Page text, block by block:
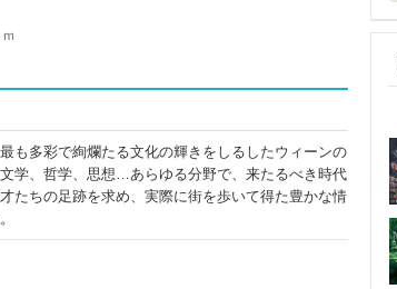
も多彩で絢爛たる文化の輝きをしるしたウィーンの
学、哲学、思想…あらゆる分野で、来たるべき時代
たちの足跡を求め、実際に街を歩いて得た豊かな情